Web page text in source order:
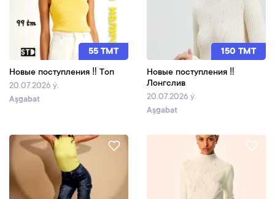
55 TMT
Новые поступления ‼️ Топ
20.07.2026 ý.
Aşgabat
150 TMT
Новые поступления ‼️
Лонгслив
20.07.2026 ý.
Aşgabat